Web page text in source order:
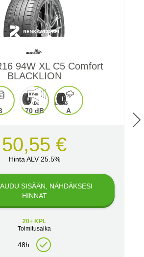
94W XL C5 Comfort
BLACKLION
70 dB A
50,55 €
Hinta ALV 25.5%
SISÄÄN, NÄHDÄKSESI
HINNAT
20+ KPL
Toimitusaika
48h